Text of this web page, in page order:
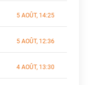
5 AOÛT, 14:25
5 AOÛT, 12:36
4 AOÛT, 13:30